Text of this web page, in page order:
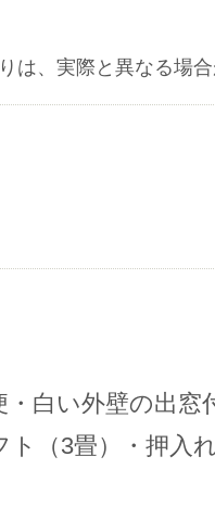
は、実際と異なる場
・白い外壁の出窓
ト（3畳）・押入